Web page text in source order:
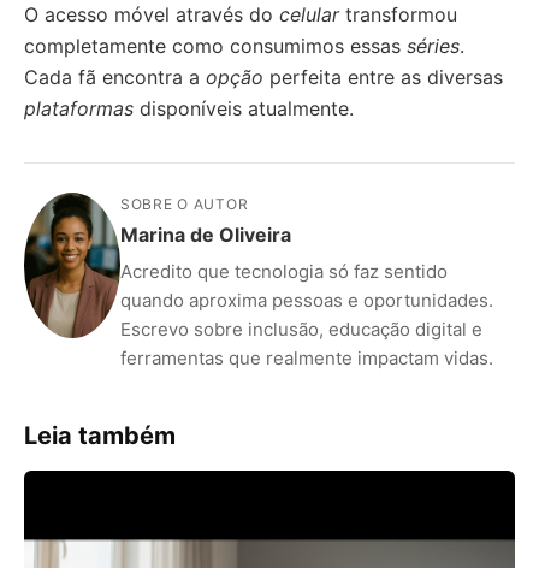
O acesso móvel através do celulartransformou
completamente como consumimos essas séries.
Cada fã encontra a opção perfeita entre as diversas
plataformas disponíveis atualmente.
SOBRE O AUTOR
Marina de Oliveira
Acredito que tecnologia só faz sentido
quando aproxima pessoas e oportunidades.
Escrevo sobre inclusão, educação digital e
ferramentas que realmente impactam vidas.
Leia também